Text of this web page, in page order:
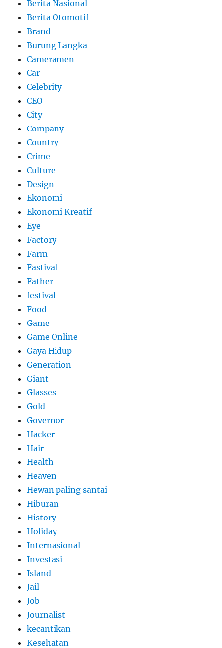
Berita Nasional
Berita Otomotif
Brand
Burung Langka
Cameramen
Car
Celebrity
CEO
City
Company
Country
Crime
Culture
Design
Ekonomi
Ekonomi Kreatif
Eye
Factory
Farm
Fastival
Father
festival
Food
Game
Game Online
Gaya Hidup
Generation
Giant
Glasses
Gold
Governor
Hacker
Hair
Health
Heaven
Hewan paling santai
Hiburan
History
Holiday
Internasional
Investasi
Island
Jail
Job
Journalist
kecantikan
Kesehatan